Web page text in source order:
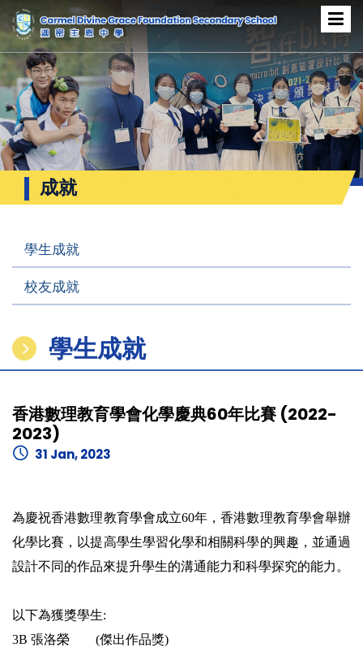
成就
學生成就
校友成就
學生成就
香港數理教育學會化學慶典60年比賽 (2022-
2023)
31 Jan, 2023
為慶祝香港數理教育學會成立60年，香港數理教育學會舉辦
化學比賽，以提高學生學習化學和相關科學的興趣，並通過
設計不同的作品來提升學生的溝通能力和科學探究的能力。
以下為獲獎學生:
3B 張洛榮 (傑出作品獎)